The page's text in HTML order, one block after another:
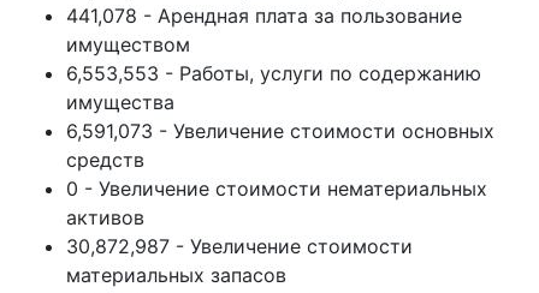
441,078 - Арендная плата за пользование
имуществом
6,553,553 - Работы, услуги по содержанию
имущества
6,591,073 - Увеличение стоимости основных
средств
0 - Увеличение стоимости нематериальных
активов
30,872,987 - Увеличение стоимости
материальных запасов